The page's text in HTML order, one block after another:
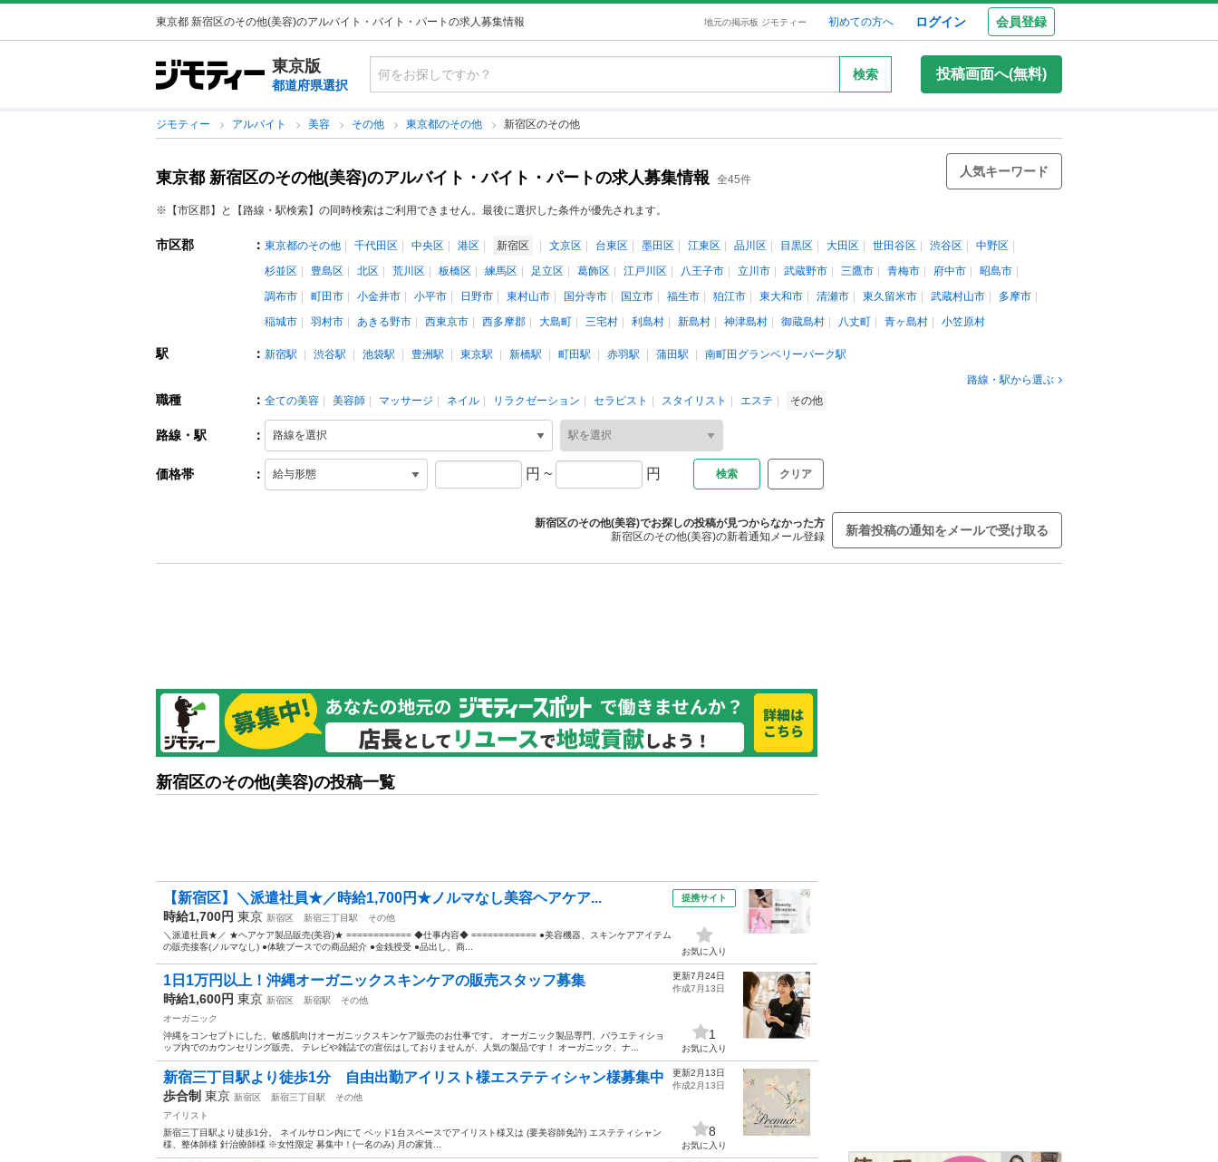
東京都 新宿区のその他(美容)のアルバイト・バイト・パートの求人募集情報 地元の掲示板 ジモティー 初めての方へ ログイン 会員登録
東京版
都道府県選択
検索 投稿画面へ(無料)
ジモティー アルバイト 美容 その他 東京都のその他 新宿区のその他
東京都 新宿区のその他(美容)のアルバイト・バイト・パートの求人募集情報 全45件
人気キーワード
※【市区郡】と【路線・駅検索】の同時検索はご利用できません。最後に選択した条件が優先されます。
市区郡 ： 東京都のその他 千代田区 中央区 港区 新宿区 文京区 台東区 墨田区 江東区 品川区 目黒区 大田区 世田谷区 渋谷区
中野区
杉並区
豊島区 北区 荒川区 板橋区 練馬区 足立区 葛飾区 江戸川区 八王子市 立川市 武蔵野市 三鷹市 青梅市 府中市
昭島市
調布市
町田市 小金井市 小平市 日野市 東村山市 国分寺市 国立市 福生市 狛江市 東大和市 清瀬市 東久留米市 武蔵村山市
多摩市
稲城市
羽村市 あきる野市 西東京市 西多摩郡 大島町 三宅村 利島村 新島村 神津島村 御蔵島村 八丈町 青ヶ島村 小笠原村
駅 ： 新宿駅 渋谷駅 池袋駅 豊洲駅 東京駅 新橋駅 町田駅 赤羽駅 蒲田駅
南町田グランベリーパーク駅
路線・駅から選ぶ
職種 ： 全ての美容 美容師 マッサージ ネイル リラクゼーション セラピスト スタイリスト エステ その他
路線・駅 ：
価格帯 ： 円 ~ 円 クリア
新宿区のその他(美容)でお探しの投稿が見つからなかった方
新宿区のその他(美容)の新着通知メール登録
新着投稿の通知をメールで受け取る
新宿区のその他(美容)の投稿一覧
【新宿区】＼派遣社員★／時給1,700円★ノルマなし美容ヘアケア...
時給1,700円 東京 新宿区 新宿三丁目駅
その他
＼派遣社員★／ ★ヘアケア製品販売(美容)★ ============ ◆仕事内容◆ ============ ●美容機器、スキンケアアイテム
の販売接客(ノルマなし) ●体験ブースでの商品紹介 ●金銭授受 ●品出し、商...
提携サイト
お気に入り
1日1万円以上！沖縄オーガニックスキンケアの販売スタッフ募集
時給1,600円 東京 新宿区 新宿駅
その他
オーガニック
沖縄をコンセプトにした、敏感肌向けオーガニックスキンケア販売のお仕事です。 オーガニック製品専門、バラエティショ
ップ内でのカウンセリング販売。 テレビや雑誌での宣伝はしておりませんが、人気の製品です！ オーガニック、ナ...
更新7月24日
作成7月13日
1
お気に入り
新宿三丁目駅より徒歩1分 自由出勤アイリスト様エステティシャン様募集中
歩合制 東京 新宿区 新宿三丁目駅
その他
アイリスト
新宿三丁目駅より徒歩1分。 ネイルサロン内にて ベッド1台スペースでアイリスト様又は (要美容師免許) エステティシャン
様、整体師様 針治療師様 ※女性限定 募集中！(一名のみ) 月の家賃...
更新2月13日
作成2月13日
8
お気に入り